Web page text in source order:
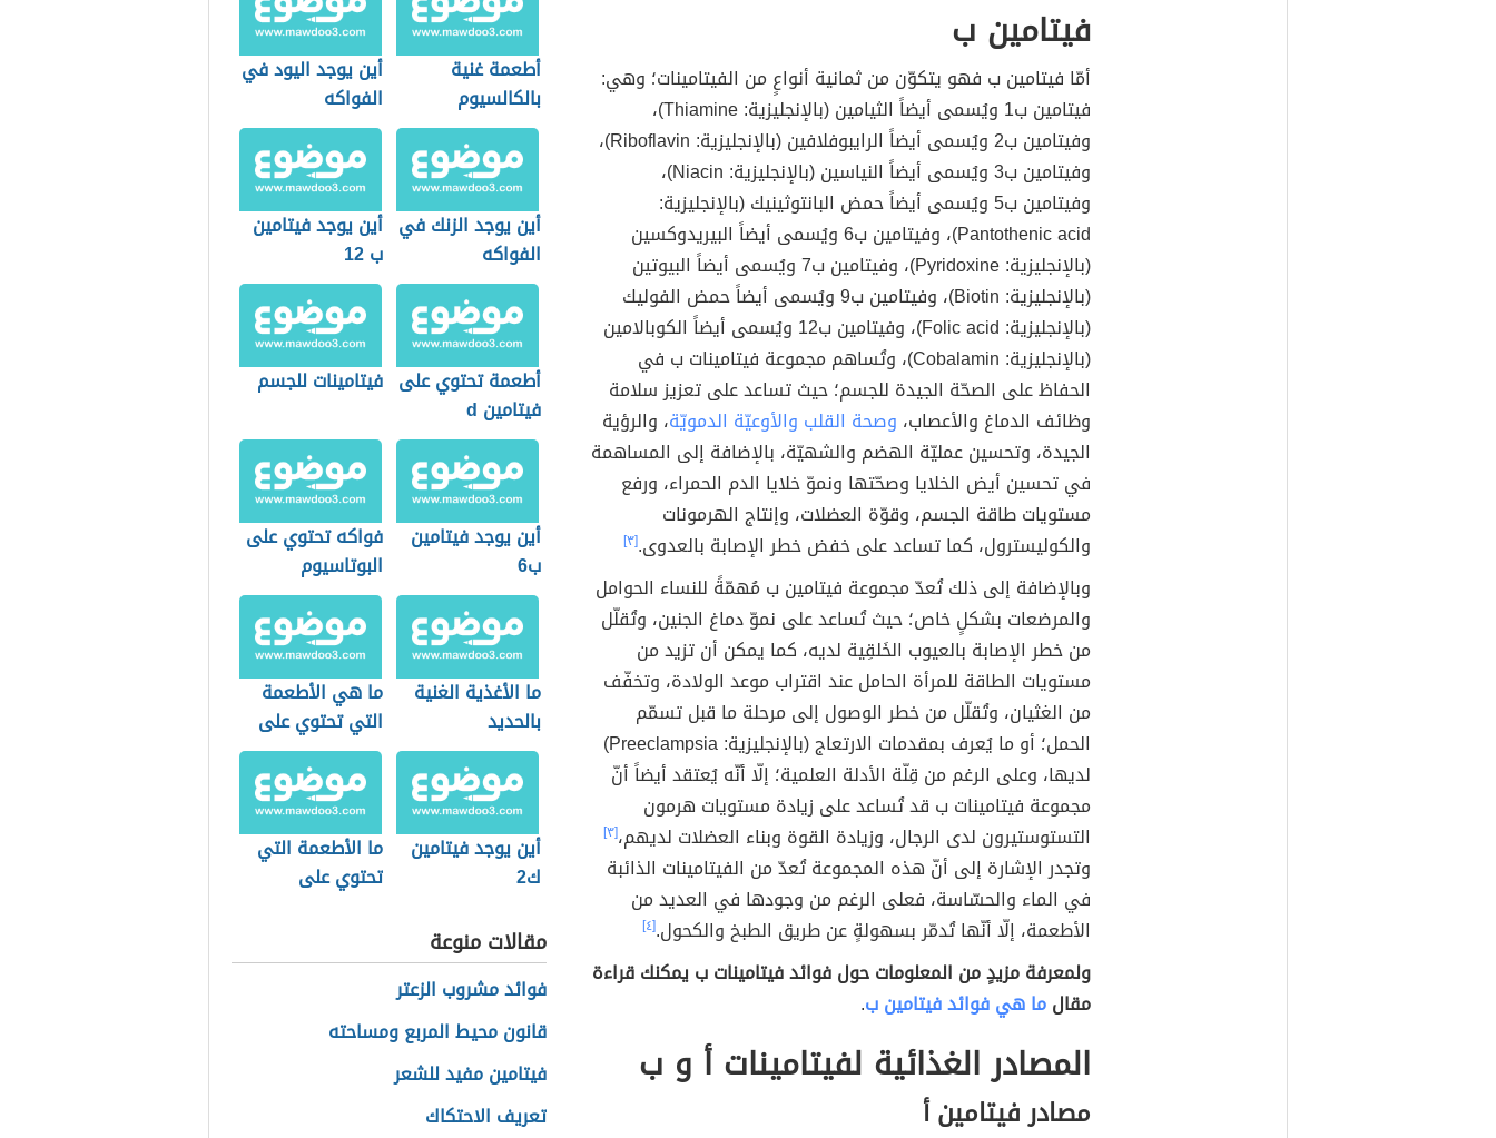
فيتامين ب
أمّا فيتامين ب فهو يتكوّن من ثمانية أنواعٍ من الفيتامينات؛ وهي:
فيتامين ب1 ويُسمى أيضاً الثيامين (بالإنجليزية: Thiamine)،
وفيتامين ب2 ويُسمى أيضاً الرايبوفلافين (بالإنجليزية: Riboflavin)،
وفيتامين ب3 ويُسمى أيضاً النياسين (بالإنجليزية: Niacin)،
وفيتامين ب5 ويُسمى أيضاً حمض البانتوثينيك (بالإنجليزية:
Pantothenic acid)، وفيتامين ب6 ويُسمى أيضاً البيريدوكسين
(بالإنجليزية: Pyridoxine)، وفيتامين ب7 ويُسمى أيضاً البيوتين
(بالإنجليزية: Biotin)، وفيتامين ب9 ويُسمى أيضاً حمض الفوليك
(بالإنجليزية: Folic acid)، وفيتامين ب12 ويُسمى أيضاً الكوبالامين
(بالإنجليزية: Cobalamin)، وتُساهم مجموعة فيتامينات ب في
الحفاظ على الصحّة الجيدة للجسم؛ حيث تساعد على تعزيز سلامة
وظائف الدماغ والأعصاب، وصحة القلب والأوعيّة الدمويّة، والرؤية
الجيدة، وتحسين عمليّة الهضم والشهيّة، بالإضافة إلى المساهمة
في تحسين أيض الخلايا وصحّتها ونموّ خلايا الدم الحمراء، ورفع
مستويات طاقة الجسم، وقوّة العضلات، وإنتاج الهرمونات
والكوليسترول، كما تساعد على خفض خطر الإصابة بالعدوى.[٣]
وبالإضافة إلى ذلك تُعدّ مجموعة فيتامين ب مُهمّةً للنساء الحوامل
والمرضعات بشكلٍ خاص؛ حيث تُساعد على نموّ دماغ الجنين، وتُقلّل
من خطر الإصابة بالعيوب الخَلقِية لديه، كما يمكن أن تزيد من
مستويات الطاقة للمرأة الحامل عند اقتراب موعد الولادة، وتخفّف
من الغثيان، وتُقلّل من خطر الوصول إلى مرحلة ما قبل تسمّم
الحمل؛ أو ما يُعرف بمقدمات الارتعاج (بالإنجليزية: Preeclampsia)
لديها، وعلى الرغم من قِلّة الأدلة العلمية؛ إلّا أنّه يُعتقد أيضاً أنّ
مجموعة فيتامينات ب قد تُساعد على زيادة مستويات هرمون
التستوستيرون لدى الرجال، وزيادة القوة وبناء العضلات لديهم،[٣]
وتجدر الإشارة إلى أنّ هذه المجموعة تُعدّ من الفيتامينات الذائبة
في الماء والحسّاسة، فعلى الرغم من وجودها في العديد من
الأطعمة، إلّا أنّها تُدمّر بسهولةٍ عن طريق الطبخ والكحول.[٤]
ولمعرفة مزيدٍ من المعلومات حول فوائد فيتامينات ب يمكنك قراءة
مقالما هي فوائد فيتامين ب.
المصادر الغذائية لفيتامينات أ و ب
مصادر فيتامين أ
أطعمة غنية
بالكالسيوم
وفيتامين د
أين يوجد اليود في
الفواكه
أين يوجد الزنك في
الفواكه
أين يوجد فيتامين
ب 12
أطعمة تحتوي على
فيتامين d
فيتامينات للجسم
أين يوجد فيتامين
ب6
فواكه تحتوي على
البوتاسيوم
ما الأغذية الغنية
بالحديد
ما هي الأطعمة
التي تحتوي على
الحديد بنسب عالية
أين يوجد فيتامين
ك2
ما الأطعمة التي
تحتوي على
مقالات منوعة
فوائد مشروب الزعتر
قانون محيط المربع ومساحته
فيتامين مفيد للشعر
تعريف الاحتكاك